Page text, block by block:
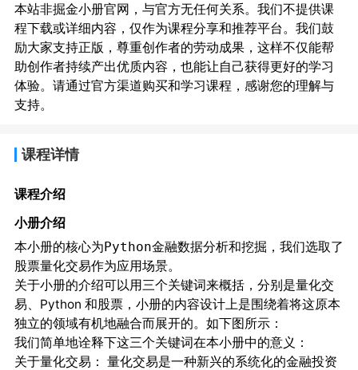
本站非掘金小册官网，与官方无任何关系。我们不提供课
程下载或详细内容，仅作为课程分享和推荐平台。我们鼓
励大家支持正版，尊重创作者的劳动成果，这样不仅能帮
助创作者持续产出优质内容，也能让自己获得更好的学习
体验。请通过官方渠道购买和学习课程，感谢您的理解与
支持。
课程详情
课程介绍
小册介绍
本小册的核心为 Python金融数据分析和挖掘 ，我们选取了
股票量化交易作为应用场景。
关于小册的介绍可以用三个关键词来概括，分别是量化交
易、Python 和股票，小册的内容设计上是围绕着将这原本
独立的领域有机地融合而展开的。如下图所示：
我们简单地诠释下这三个关键词在本小册中的意义：
关于量化交易：
量化交易是一种新兴的系统化的金融投资